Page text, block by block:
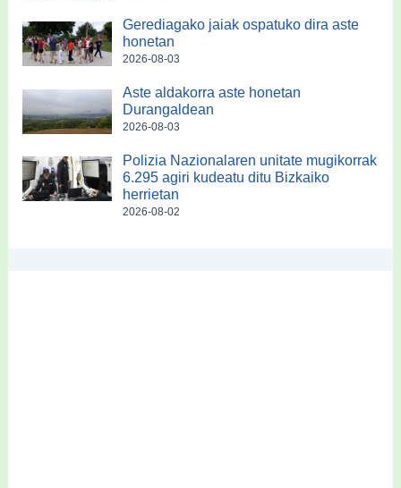
Gerediagako jaiak ospatuko dira aste
honetan
2026-08-03
Aste aldakorra aste honetan
Durangaldean
2026-08-03
Polizia Nazionalaren unitate mugikorrak
6.295 agiri kudeatu ditu Bizkaiko
herrietan
2026-08-02